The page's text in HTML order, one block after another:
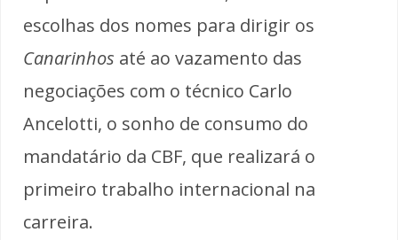
escolhas dos nomes para dirigir os
Canarinhos até ao vazamento das
negociações com o técnico Carlo
Ancelotti, o sonho de consumo do
mandatário da CBF, que realizará o
primeiro trabalho internacional na
carreira.